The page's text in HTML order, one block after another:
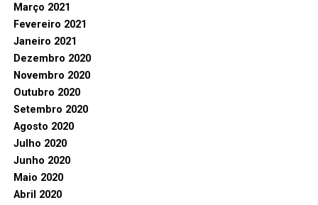
Março 2021
Fevereiro 2021
Janeiro 2021
Dezembro 2020
Novembro 2020
Outubro 2020
Setembro 2020
Agosto 2020
Julho 2020
Junho 2020
Maio 2020
Abril 2020